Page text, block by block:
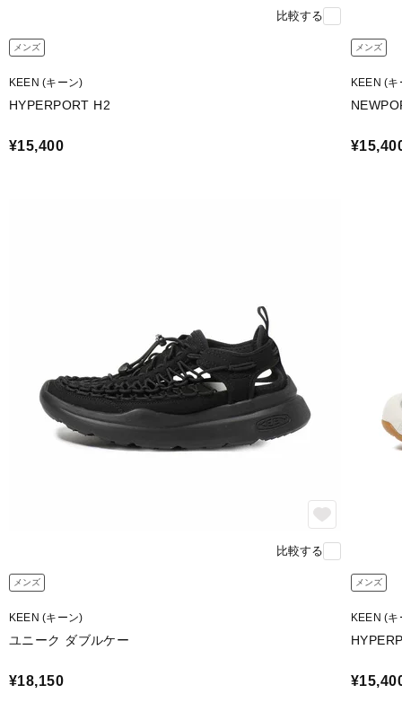
比較する
メンズ
KEEN (キーン)
HYPERPORT H2
¥15,400
メンズ
KEEN (キ
比較する
メンズ
KEEN (キーン)
ユニーク ダブルケー
¥18,150
メンズ
KEEN (キ